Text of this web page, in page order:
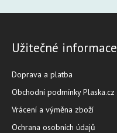
Užitečné informace
Doprava a platba
Obchodní podmínky Plaska.cz
Vrácení a výměna zboží
Ochrana osobních údajů